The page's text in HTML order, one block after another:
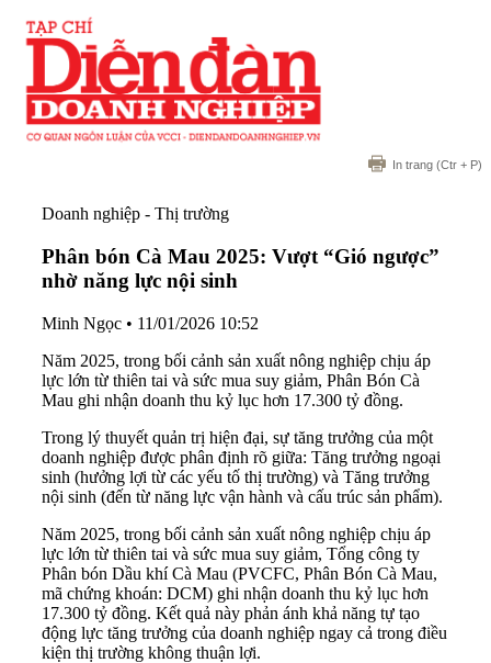
In trang (Ctr + P)
Doanh nghiệp - Thị trường
Phân bón Cà Mau 2025: Vượt “Gió ngược”
nhờ năng lực nội sinh
Minh Ngọc • 11/01/2026 10:52
Năm 2025, trong bối cảnh sản xuất nông nghiệp chịu áp
lực lớn từ thiên tai và sức mua suy giảm, Phân Bón Cà
Mau ghi nhận doanh thu kỷ lục hơn 17.300 tỷ đồng.
Trong lý thuyết quản trị hiện đại, sự tăng trưởng của một
doanh nghiệp được phân định rõ giữa: Tăng trưởng ngoại
sinh (hưởng lợi từ các yếu tố thị trường) và Tăng trưởng
nội sinh (đến từ năng lực vận hành và cấu trúc sản phẩm).
Năm 2025, trong bối cảnh sản xuất nông nghiệp chịu áp
lực lớn từ thiên tai và sức mua suy giảm, Tổng công ty
Phân bón Dầu khí Cà Mau (PVCFC, Phân Bón Cà Mau,
mã chứng khoán: DCM) ghi nhận doanh thu kỷ lục hơn
17.300 tỷ đồng. Kết quả này phản ánh khả năng tự tạo
động lực tăng trưởng của doanh nghiệp ngay cả trong điều
kiện thị trường không thuận lợi.